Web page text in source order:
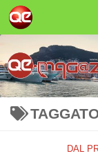
Salta al
DAL